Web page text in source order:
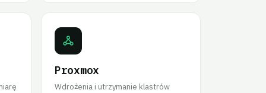
Proxmox
Wdrożenia i utrzymanie klastrów